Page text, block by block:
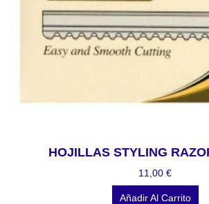
HOJILLAS STYLING
11,00 €
Añadir Al Carrito